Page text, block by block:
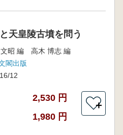
天皇陵古墳を問う
昭 編 高木 博志 編
閣出版
12
2,530 円
1,980 円
＋